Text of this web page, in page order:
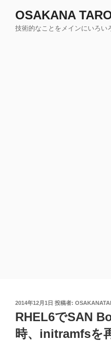
OSAKANA
技術的なことをメインにいろい
投
稿
日:
2014年12月1日 投稿者:
RHEL6でSAN
時、initramfsを